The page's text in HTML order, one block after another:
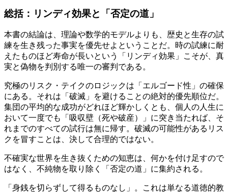
総括：リンディ効果と「否定の道」
本書の結論は、理論や数学的モデルよりも、歴史と生存の試
練を生き残った事実を優先せよということだ。時の試練に耐
えたものほど寿命が長いという「リンディ効果」こそが、真
実と偽物を判別する唯一の審判である。
究極のリスク・テイクのロジックは「エルゴード性」の確保
にある。それは「破滅」を避けることの絶対的優先順位だ。
集団の平均的な成功がどれほど輝かしくとも、個人の人生に
おいて一度でも「吸収壁（死や破産）」に突き当たれば、そ
れまでのすべての試行は無に帰す。破滅の可能性があるリス
クを冒すことは、決して合理的ではない。
不確実な世界を生き抜くための知恵は、何かを付け足すので
はなく、不純物を取り除く「否定の道」に集約される。
「身銭を切らずして得るものなし」。これは単なる道徳的教